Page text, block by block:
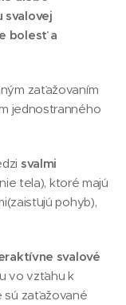
svalovej
bolesť a
zaťažovaním
jednostranného
svalmi
tela), ktoré majú
pohyb),
svalové
vo vzťahu k
sú zaťažované